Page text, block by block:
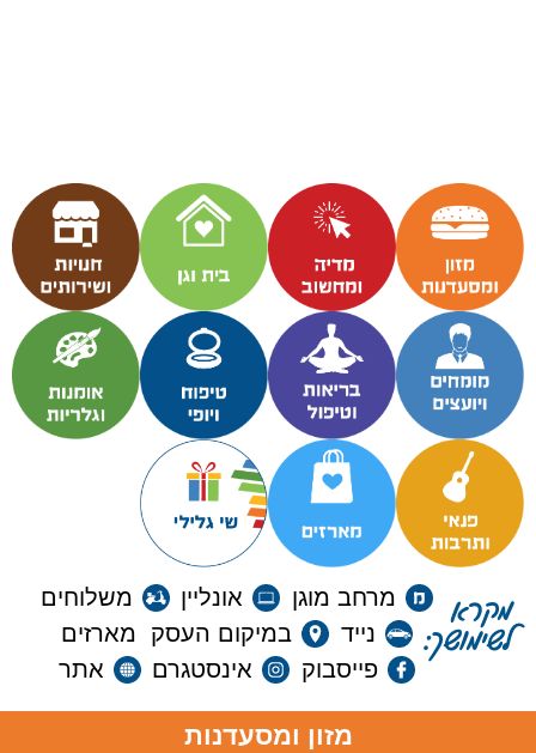
מקרא
לשימושך:
מרחב מוגן אונליין
משלוחים
נייד
במיקום העסק
מארזים
פייסבוק
אינסטגרם אתר
מזון ומסעדנות